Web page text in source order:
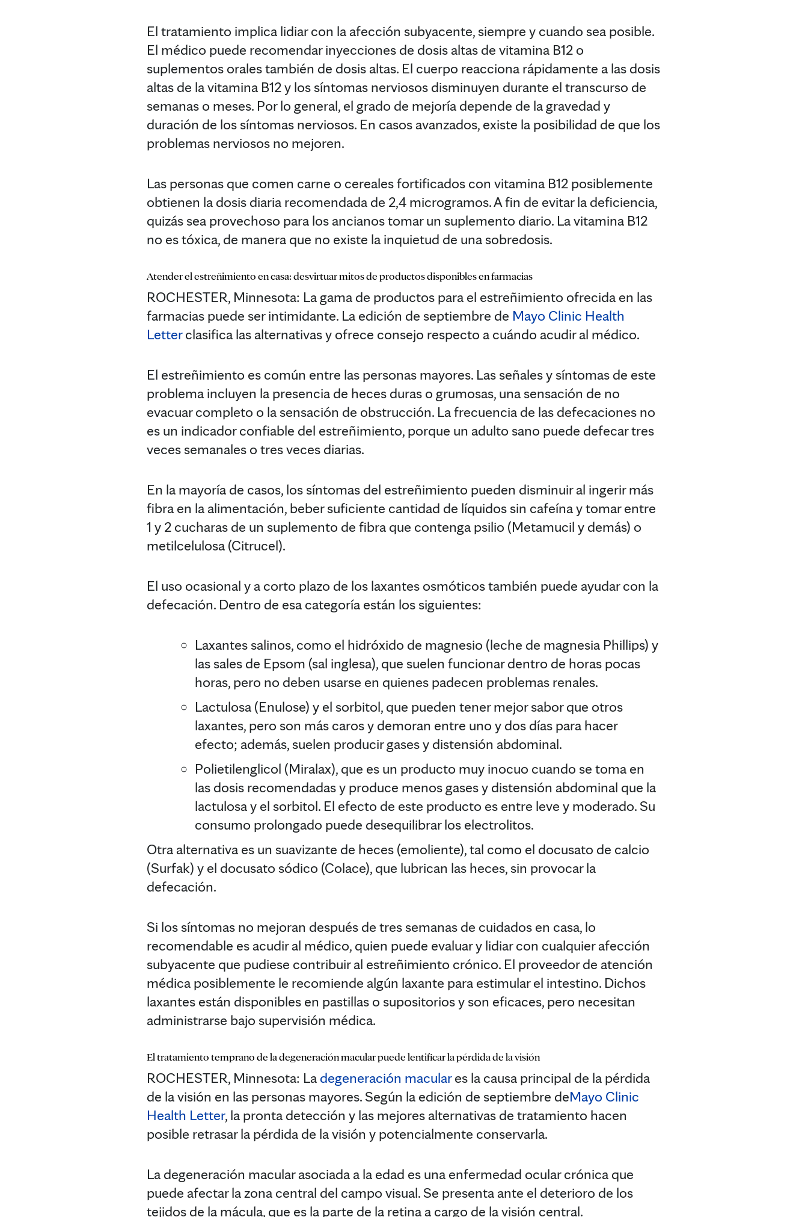
El tratamiento implica lidiar con la afección subyacente, siempre y cuando sea posible.
El médico puede recomendar inyecciones de dosis altas de vitamina B12 o
suplementos orales también de dosis altas. El cuerpo reacciona rápidamente a las dosis
altas de la vitamina B12 y los síntomas nerviosos disminuyen durante el transcurso de
semanas o meses. Por lo general, el grado de mejoría depende de la gravedad y
duración de los síntomas nerviosos. En casos avanzados, existe la posibilidad de que los
problemas nerviosos no mejoren.
Las personas que comen carne o cereales fortificados con vitamina B12 posiblemente
obtienen la dosis diaria recomendada de 2,4 microgramos. A fin de evitar la deficiencia,
quizás sea provechoso para los ancianos tomar un suplemento diario. La vitamina B12
no es tóxica, de manera que no existe la inquietud de una sobredosis.
Atender el estreñimiento en casa: desvirtuar mitos de productos disponibles en farmacias
ROCHESTER, Minnesota: La gama de productos para el estreñimiento ofrecida en las
farmacias puede ser intimidante. La edición de septiembre de Mayo Clinic Health
Letterclasifica las alternativas y ofrece consejo respecto a cuándo acudir al médico.
El estreñimiento es común entre las personas mayores. Las señales y síntomas de este
problema incluyen la presencia de heces duras o grumosas, una sensación de no
evacuar completo o la sensación de obstrucción. La frecuencia de las defecaciones no
es un indicador confiable del estreñimiento, porque un adulto sano puede defecar tres
veces semanales o tres veces diarias.
En la mayoría de casos, los síntomas del estreñimiento pueden disminuir al ingerir más
fibra en la alimentación, beber suficiente cantidad de líquidos sin cafeína y tomar entre
1 y 2 cucharas de un suplemento de fibra que contenga psilio (Metamucil y demás) o
metilcelulosa (Citrucel).
El uso ocasional y a corto plazo de los laxantes osmóticos también puede ayudar con la
defecación. Dentro de esa categoría están los siguientes:
Laxantes salinos, como el hidróxido de magnesio (leche de magnesia Phillips) y
las sales de Epsom (sal inglesa), que suelen funcionar dentro de horas pocas
horas, pero no deben usarse en quienes padecen problemas renales.
Lactulosa (Enulose) y el sorbitol, que pueden tener mejor sabor que otros
laxantes, pero son más caros y demoran entre uno y dos días para hacer
efecto; además, suelen producir gases y distensión abdominal.
Polietilenglicol (Miralax), que es un producto muy inocuo cuando se toma en
las dosis recomendadas y produce menos gases y distensión abdominal que la
lactulosa y el sorbitol. El efecto de este producto es entre leve y moderado. Su
consumo prolongado puede desequilibrar los electrolitos.
Otra alternativa es un suavizante de heces (emoliente), tal como el docusato de calcio
(Surfak) y el docusato sódico (Colace), que lubrican las heces, sin provocar la
defecación.
Si los síntomas no mejoran después de tres semanas de cuidados en casa, lo
recomendable es acudir al médico, quien puede evaluar y lidiar con cualquier afección
subyacente que pudiese contribuir al estreñimiento crónico. El proveedor de atención
médica posiblemente le recomiende algún laxante para estimular el intestino. Dichos
laxantes están disponibles en pastillas o supositorios y son eficaces, pero necesitan
administrarse bajo supervisión médica.
El tratamiento temprano de la degeneración macular puede lentificar la pérdida de la visión
ROCHESTER, Minnesota: La degeneración maculares la causa principal de la pérdida
de la visión en las personas mayores. Según la edición de septiembre deMayo Clinic
Health Letter, la pronta detección y las mejores alternativas de tratamiento hacen
posible retrasar la pérdida de la visión y potencialmente conservarla.
La degeneración macular asociada a la edad es una enfermedad ocular crónica que
puede afectar la zona central del campo visual. Se presenta ante el deterioro de los
tejidos de la mácula, que es la parte de la retina a cargo de la visión central.